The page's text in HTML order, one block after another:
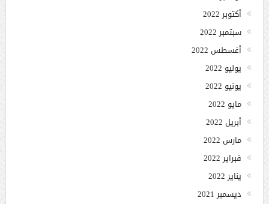
أكتوبر 2022
سبتمبر 2022
أغسطس 2022
يوليو 2022
يونيو 2022
مايو 2022
أبريل 2022
مارس 2022
فبراير 2022
يناير 2022
ديسمبر 2021